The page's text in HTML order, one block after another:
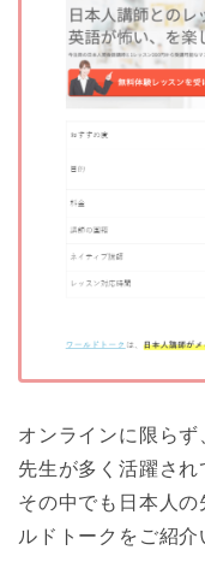
オンラインに限ら
先生が多く活躍され
その中でも日本人
ルドトークをご紹介